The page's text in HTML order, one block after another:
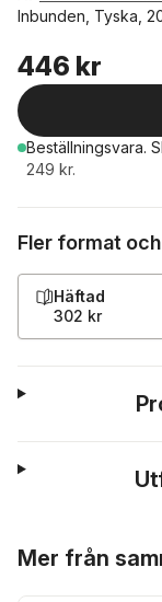
Inbunden, Tyska,
446 kr
Beställningsvara.
249 kr.
Fler format
Häftad
302 kr
Mer från